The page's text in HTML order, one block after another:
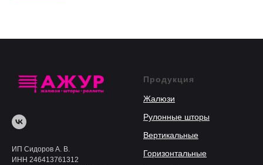
ИП Сидоров А. В.
ИНН 246413761312
Продукция
Жалюзи
Рулонные шторы
Вертикальные
Горизонтальные